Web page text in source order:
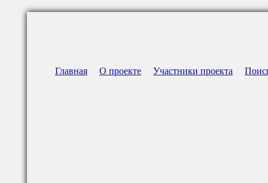
Главная О проекте Участники проекта